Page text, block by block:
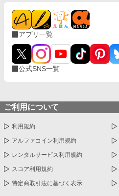
アプリ一覧
公式SNS一覧
ご利用について
利用規約
アルファコイン利用規約
レンタルサービス利用規約
スコア利用規約
特定商取引法に基づく表示